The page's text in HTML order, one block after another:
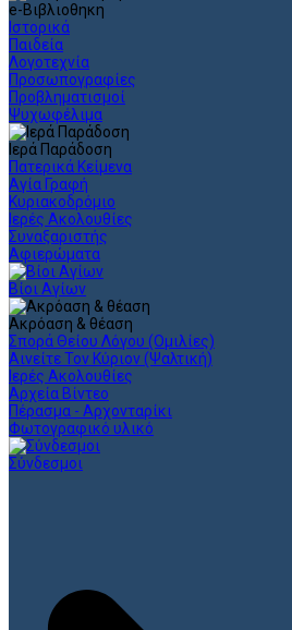
e-Βιβλιοθηκη
Ιστορικά
Παιδεία
Λογοτεχνία
Προσωπογραφίες
Προβληματισμοί
Ψυχωφέλιμα
Ιερά Παράδοση
Πατερικά Κείμενα
Αγία Γραφή
Κυριακοδρόμιο
Ιερές Ακολουθίες
Συναξαριστής
Αφιερώματα
Βίοι Αγίων
Ακρόαση & θέαση
Σπορά Θείου Λόγου (Ομιλίες)
Αινείτε Τον Κύριον (Ψαλτική)
Ιερές Ακολουθίες
Αρχεία Βίντεο
Πέρασμα - Αρχονταρίκι
Φωτογραφικό υλικό
Σύνδεσμοι